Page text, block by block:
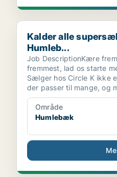
Kalder alle supersælgere!
Kalder alle
Humleb...
Job DescriptionKære
fremmest, lad os starte
Sælger hos Circle K ikke
der passer til mange, og
Område
Humlebæk